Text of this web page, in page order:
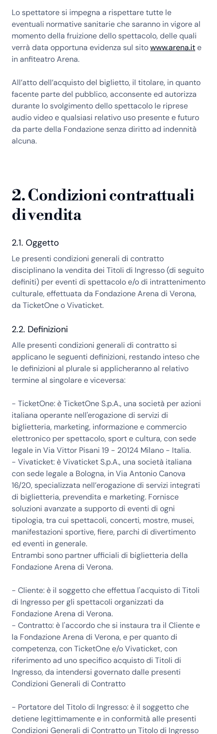
Lo spettatore si impegna a rispettare tutte le
eventuali normative sanitarie che saranno in vigore al
momento della fruizione dello spettacolo, delle quali
verrà data opportuna evidenza sul sitowww.arena.ite
in anfiteatro Arena.
All’atto dell’acquisto del biglietto, il titolare, in quanto
facente parte del pubblico, acconsente ed autorizza
durante lo svolgimento dello spettacolo le riprese
audio video e qualsiasi relativo uso presente e futuro
da parte della Fondazione senza diritto ad indennità
alcuna.
2. Condizioni contrattuali
di vendita
2.1. Oggetto
Le presenti condizioni generali di contratto
disciplinano la vendita dei Titoli di Ingresso (di seguito
definiti) per eventi di spettacolo e/o di intrattenimento
culturale, effettuata da Fondazione Arena di Verona,
da TicketOne o Vivaticket.
2.2. Definizioni
Alle presenti condizioni generali di contratto si
applicano le seguenti definizioni, restando inteso che
le definizioni al plurale si applicheranno al relativo
termine al singolare e viceversa:
- TicketOne: è TicketOne S.p.A., una società per azioni
italiana operante nell'erogazione di servizi di
biglietteria, marketing, informazione e commercio
elettronico per spettacolo, sport e cultura, con sede
legale in Via Vittor Pisani 19 - 20124 Milano - Italia.
- Vivaticket: è Vivaticket S.p.A., una società italiana
con sede legale a Bologna, in Via Antonio Canova
16/20, specializzata nell’erogazione di servizi integrati
di biglietteria, prevendita e marketing. Fornisce
soluzioni avanzate a supporto di eventi di ogni
tipologia, tra cui spettacoli, concerti, mostre, musei,
manifestazioni sportive, fiere, parchi di divertimento
ed eventi in generale.
Entrambi sono partner ufficiali di biglietteria della
Fondazione Arena di Verona.
- Cliente: è il soggetto che effettua l'acquisto di Titoli
di Ingresso per gli spettacoli organizzati da
Fondazione Arena di Verona.
- Contratto: è l'accordo che si instaura tra il Cliente e
la Fondazione Arena di Verona, e per quanto di
competenza, con TicketOne e/o Vivaticket, con
riferimento ad uno specifico acquisto di Titoli di
Ingresso, da intendersi governato dalle presenti
Condizioni Generali di Contratto
- Portatore del Titolo di Ingresso: è il soggetto che
detiene legittimamente e in conformità alle presenti
Condizioni Generali di Contratto un Titolo di Ingresso